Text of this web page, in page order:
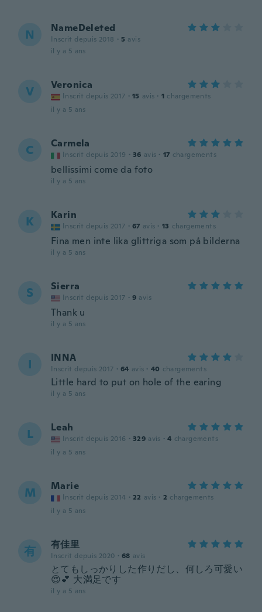
N NameDeleted
Inscrit depuis 2018 · 5 avis
il y a 5 ans
V Veronica
Inscrit depuis 2017 · 15 avis · 1 chargements
il y a 5 ans
C Carmela
Inscrit depuis 2019 · 36 avis · 17 chargements
bellissimi come da foto
il y a 5 ans
K Karin
Inscrit depuis 2017 · 67 avis · 13 chargements
Fina men inte lika glittriga som på bilderna
il y a 5 ans
S Sierra
Inscrit depuis 2017 · 9 avis
Thank u
il y a 5 ans
I INNA
Inscrit depuis 2017 · 64 avis · 40 chargements
Little hard to put on hole of the earing
il y a 5 ans
L Leah
Inscrit depuis 2016 · 329 avis · 4 chargements
il y a 5 ans
M Marie
Inscrit depuis 2014 · 22 avis · 2 chargements
il y a 5 ans
有 有佳里
Inscrit depuis 2020 · 68 avis
とてもしっかりした作りだし、何しろ可愛い
😍💕 大満足です
il y a 5 ans